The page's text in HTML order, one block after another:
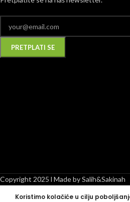
Copyright 2025 l Made by Salih&Sakinah
Koristimo kolačiće u cilju